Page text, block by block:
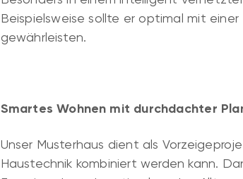
Beispielsweise sollte er optimal mit
gewährleisten.
Smartes Wohnen mit durchdachter
Unser Musterhaus dient als
Haustechnik kombiniert werden kann.